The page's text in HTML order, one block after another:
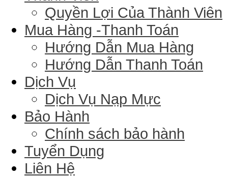
Quyền Lợi Của Thành Viên
Mua Hàng -Thanh Toán
Hướng Dẫn Mua Hàng
Hướng Dẫn Thanh Toán
Dịch Vụ
Dịch Vụ Nạp Mực
Bảo Hành
Chính sách bảo hành
Tuyển Dụng
Liên Hệ